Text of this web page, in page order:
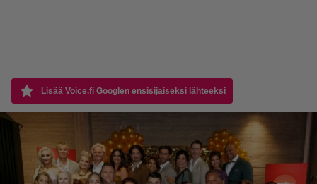
Lisää Voice.fi Googlen ensisijaiseksi lähteeksi